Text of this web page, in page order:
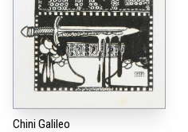
Chini Galileo